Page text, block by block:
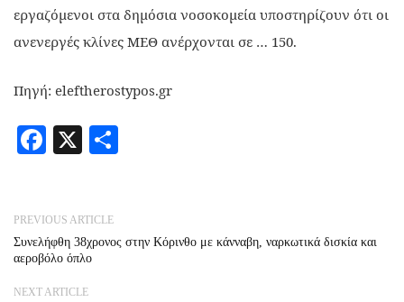
εργαζόμενοι στα δημόσια νοσοκομεία υποστηρίζουν ότι οι
ανενεργές κλίνες ΜΕΘ ανέρχονται σε … 150.
Πηγή: eleftherostypos.gr
Facebook
X
PREVIOUS ARTICLE
Συνελήφθη 38χρονος στην Κόρινθο με κάνναβη, ναρκωτικά δισκία και
αεροβόλο όπλο
NEXT ARTICLE